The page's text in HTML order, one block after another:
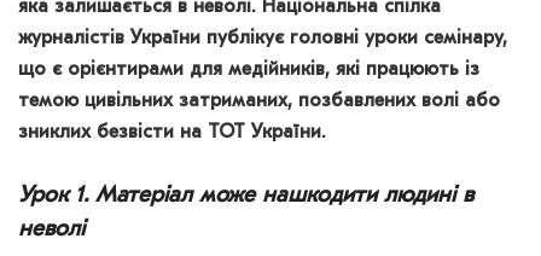
яка залишається в неволі. Національна спілка
журналістів України публікує головні уроки семінару,
що є орієнтирами для медійників, які працюють із
темою цивільних затриманих, позбавлених волі або
зниклих безвісти на ТОТ України.
Урок 1. Матеріал може нашкодити людині в
неволі